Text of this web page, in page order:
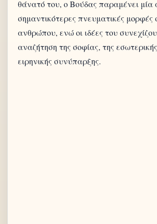
θάνατό του, ο Βούδας παραμένει μία
σημαντικότερες πνευματικές μορφές
ανθρώπου, ενώ οι ιδέες του
αναζήτηση της σοφίας, της